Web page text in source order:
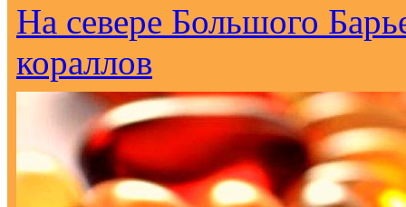
На севере Большого
кораллов